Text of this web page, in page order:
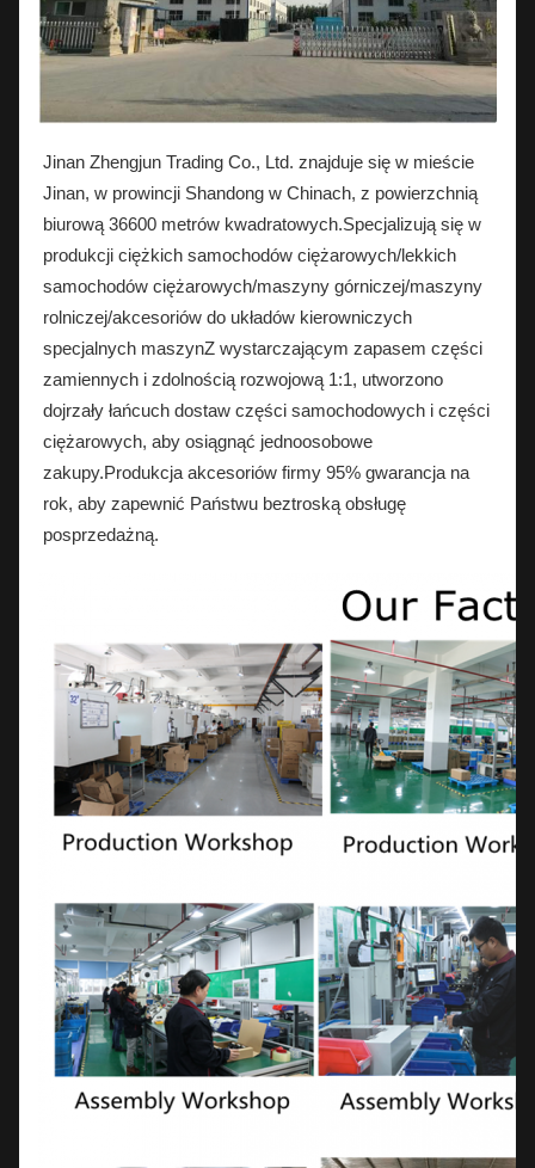
Jinan Zhengjun Trading Co., Ltd. znajduje się w mieście
Jinan, w prowincji Shandong w Chinach, z powierzchnią
biurową 36600 metrów kwadratowych.Specjalizują się w
produkcji ciężkich samochodów ciężarowych/lekkich
samochodów ciężarowych/maszyny górniczej/maszyny
rolniczej/akcesoriów do układów kierowniczych
specjalnych maszynZ wystarczającym zapasem części
zamiennych i zdolnością rozwojową 1:1, utworzono
dojrzały łańcuch dostaw części samochodowych i części
ciężarowych, aby osiągnąć jednoosobowe
zakupy.Produkcja akcesoriów firmy 95% gwarancja na
rok, aby zapewnić Państwu beztroską obsługę
posprzedażną.